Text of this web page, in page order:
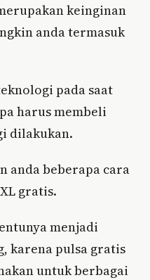
keinginan
anda termasuk
pada saat
harus membeli
dilakukan.
anda beberapa cara
gratis.
menjadi
karena pulsa gratis
untuk berbagai